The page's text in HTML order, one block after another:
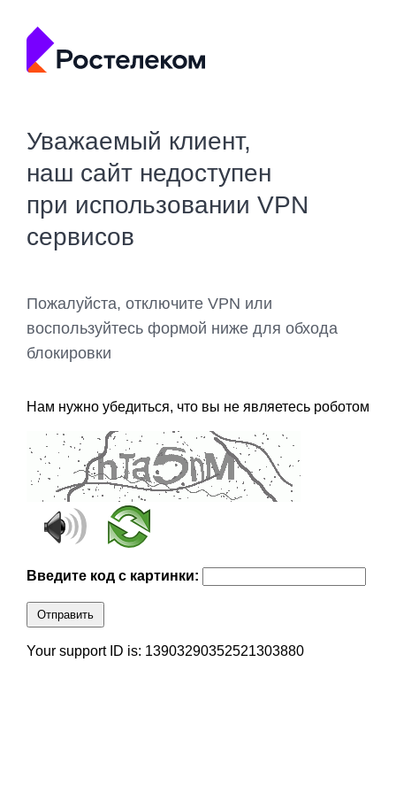
Уважаемый клиент,
наш сайт недоступен
при использовании VPN
сервисов
Пожалуйста, отключите VPN или
воспользуйтесь формой ниже для обхода
блокировки
Нам нужно убедиться, что вы не являетесь роботом
Введите код с картинки:
Отправить
Your support ID is: 13903290352521303880